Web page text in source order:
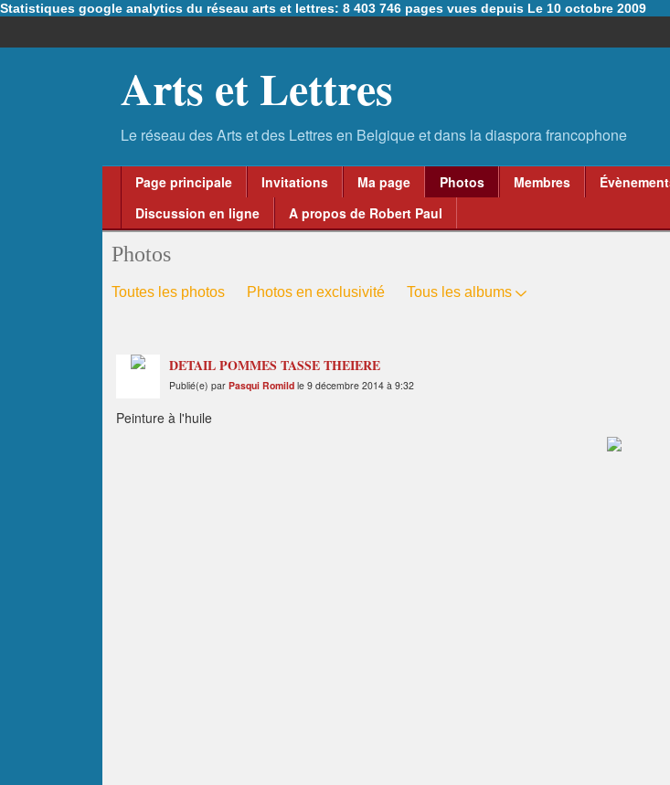
Statistiques google analytics du réseau arts et lettres: 8 403 746 pages vues depuis Le 10 octobre 2009
Arts et Lettres
Page principale Invitations Ma page Photos Membres
Discussion en ligne
A propos de Robert Paul
Photos
Toutes les photos Photos en exclusivité Tous les albums
DETAIL POMMES TASSE THEIERE
Publié(e) par Pasqui Romild le 9 décembre 2014 à 9:32
Peinture à l'huile